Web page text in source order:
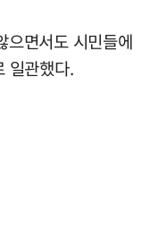
으면서도 시민들에
일관했다.